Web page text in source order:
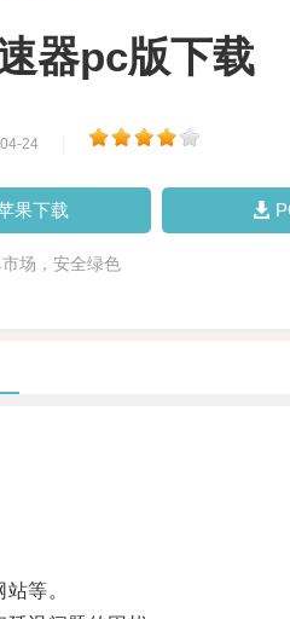
器pc版下载
24
果下载
场，安全绿色
等。